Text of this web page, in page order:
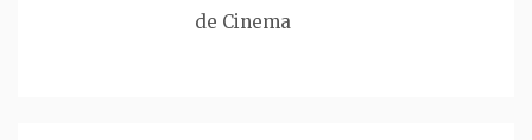
de Cinema